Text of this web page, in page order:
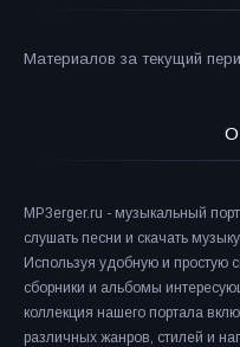
Материалов за текущий
MP3erger.ru - музыкальный
слушать песни и скачать
Используя удобную и простую
сборники и альбомы
коллекция нашего портала
различных жанров, стилей и